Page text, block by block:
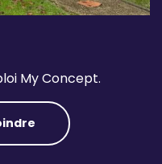
My Concept.